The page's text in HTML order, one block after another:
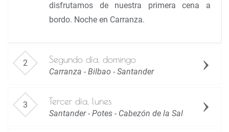
disfrutamos de nuestra primera cena a
bordo. Noche en Carranza.
Segundo día, domingo
Carranza - Bilbao - Santander
Tercer día, lunes
Santander - Potes - Cabezón de la Sal